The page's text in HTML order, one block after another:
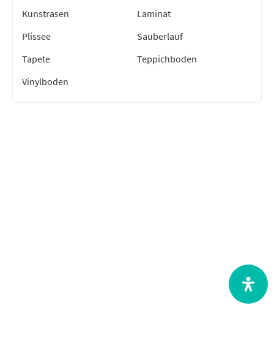
Kunstrasen
Laminat
Plissee
Sauberlauf
Tapete
Teppichboden
Vinylboden